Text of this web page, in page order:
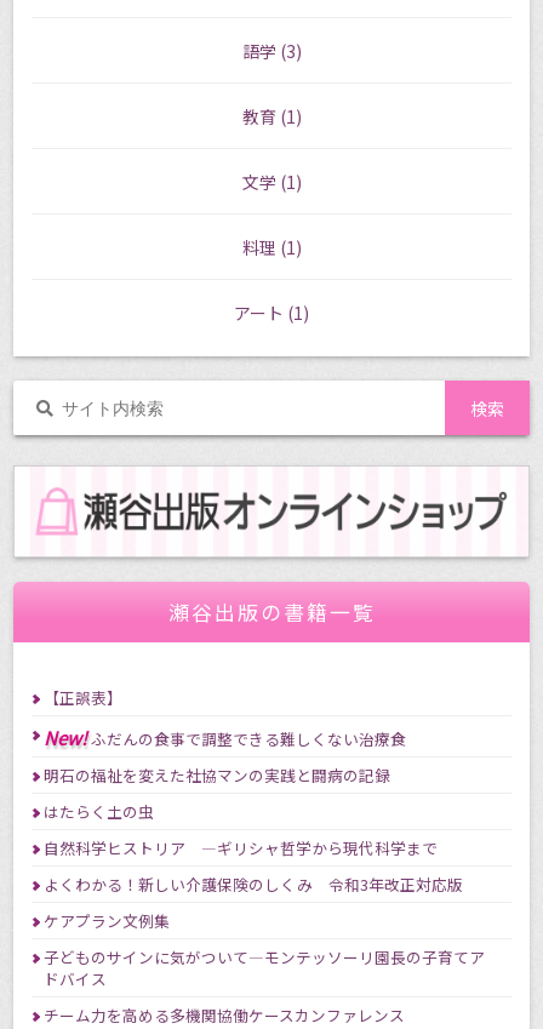
語学 (3)
教育 (1)
文学 (1)
料理 (1)
アート (1)
瀬谷出版の書籍一覧
【正誤表】
New!ふだんの食事で調整できる難しくない治療食
明石の福祉を変えた社協マンの実践と闘病の記録
はたらく土の虫
自然科学ヒストリア ―ギリシャ哲学から現代科学まで
よくわかる！新しい介護保険のしくみ 令和3年改正対応版
ケアプラン文例集
子どものサインに気がついて―モンテッソーリ園長の子育てア
ドバイス
チーム力を高める多機関協働ケースカンファレンス